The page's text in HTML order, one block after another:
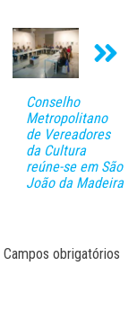
Conselho
Metropolitano
de Vereadores
da Cultura
reúne-se em São
João da Madeira
Campos obrigatórios